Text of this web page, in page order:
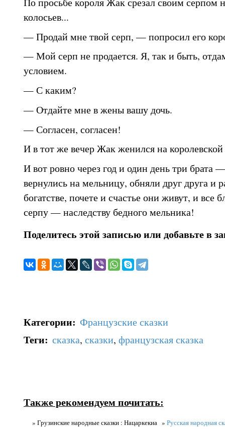
колосьев...
— Продай мне твой серп, — попросил его
— Мой серп не продается. Я, так и быть,
условием.
— С каким?
— Отдайте мне в жены вашу дочь.
— Согласен, согласен!
И в тот же вечер Жак женился на
И вот ровно через год и один день три
вернулись на мельницу, обняли друг друга и
богатстве, почете и счастье они живут, и все
серпу — наследству бедного мельника!
Поделитесь этой записью или добавьте в
Категории: Французские сказки
Теги: сказка, сказки, французская сказка
Также рекомендуем почитать:
» Грузинские народные сказки : Нацаркекиа » Русская народная